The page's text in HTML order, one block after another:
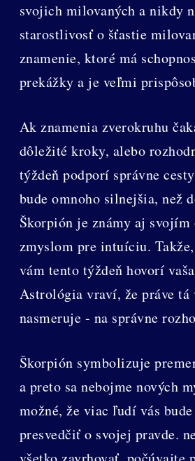
svojich milovaných a nikdy
starostlivosť o šťastie
znamenie, ktoré má
prekážky a je veľmi
Ak znamenia zverokruhu
dôležité kroky, alebo
týždeň podporí správne
bude omnoho silnejšia, než
Škorpión je známy aj svojím
zmyslom pre intuíciu.
vám tento týždeň hovorí
Astrológia vraví, že práve tá
nasmeruje - na správne
Škorpión symbolizuje
a preto sa nebojme nových
možné, že viac ľudí vás
presvedčiť o svojej pravde.